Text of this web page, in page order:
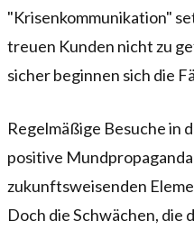
"Krisenkommunikation"
treuen Kunden nicht zu
sicher beginnen sich die
Regelmäßige Besuche in
positive
zukunftsweisenden
Doch die Schwächen, die